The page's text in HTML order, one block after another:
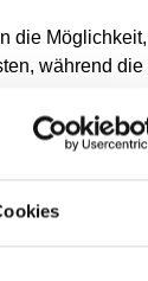
die
während
lassen Sie sich
Trocknung